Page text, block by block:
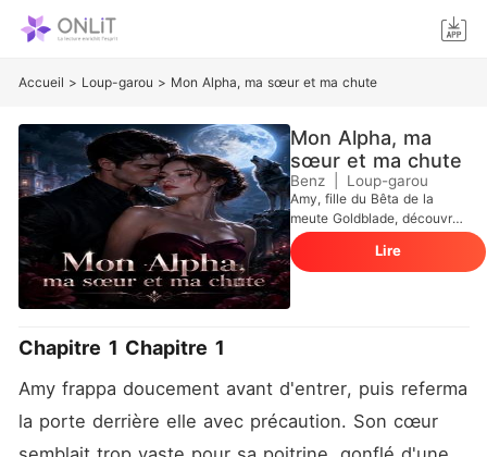
Accueil > Loup-garou > Mon Alpha, ma sœur et ma chute
Mon Alpha, ma
sœur et ma chute
Benz Loup-garou
Amy, fille du Bêta de la
meute Goldblade, découvre
que Peter, l'héritier Alpha et
son compagnon prédestiné
désigné par la Déesse de la
Peter entretient depuis
longtemps une relation avec
sa propre sœur, Kathy,
enceinte de son enfant et
Lire
Chapitre 1 Chapitre 1
Amy frappa doucement avant d'entrer, puis referma
la porte derrière elle avec précaution. Son cœur